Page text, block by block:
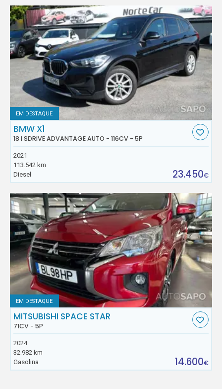
EM DESTAQUE
BMW X1
18 I SDRIVE ADVANTAGE AUTO - 116CV - 5P
2021
113.542 km
Diesel
23.450€
EM DESTAQUE
MITSUBISHI SPACE STAR
71CV - 5P
2024
32.982 km
Gasolina
14.600€